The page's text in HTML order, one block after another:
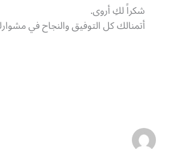
شكراً لكِ أروى.
أتمنالك كل التوفيق والنجاح في